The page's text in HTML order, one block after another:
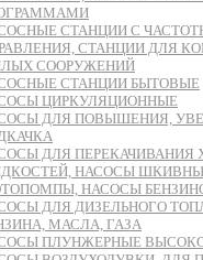
СТАНЦИИ С
СТАНЦИИ ДЛЯ
СООРУЖЕНИЙ
СТАНЦИИ БЫТОВЫЕ
ЦИРКУЛЯЦИОННЫЕ
ДЛЯ ПОВЫШЕНИЯ,
ДЛЯ ПЕРЕКАЧИВАНИЯ
НАСОСЫ
НАСОСЫ
ДЛЯ ДИЗЕЛЬНОГО
МАСЛА, ГАЗА
ПЛУНЖЕРНЫЕ